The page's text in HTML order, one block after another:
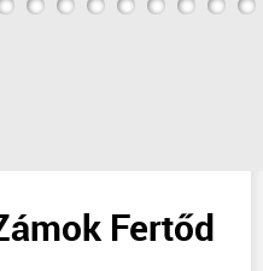
Fertőd